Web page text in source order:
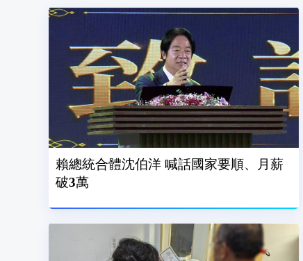
賴總統合體沈伯洋 喊話國家要順、月薪
破3萬